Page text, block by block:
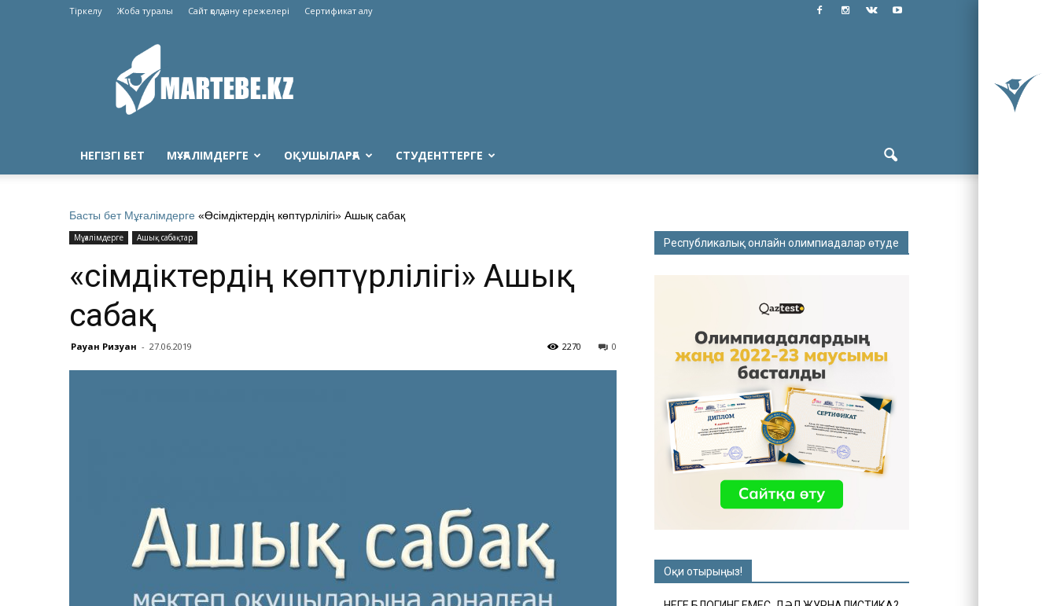
Тіркелу Жоба туралы Сайт қолдану ережелері Сертификат алу
Martebe.kz
білім
сайты
НЕГІЗГІ БЕТ МҰҒАЛІМДЕРГЕ ОҚУШЫЛАРҒА СТУДЕНТТЕРГЕ
Басты бет Мұғалімдерге «Өсімдіктердің көптүрлілігі» Ашық сабақ
Мұғалімдерге Ашық сабақтар
«Өсімдіктердің көптүрлілігі» Ашық
сабақ
Рауан Ризуан - 27.06.2019 0
2270
Республикалық онлайн олимпиадалар өтуде
Оқи отырыңыз!